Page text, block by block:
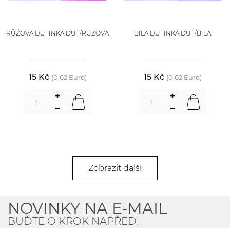
RŮŽOVÁ DUTINKA DUT/RUZOVA
15 Kč (0,62 Euro)
BÍLÁ DUTINKA DUT/BILA
15 Kč (0,62 Euro)
Zobrazit další
NOVINKY NA E-MAIL
BUĎTE O KROK NAPŘED!